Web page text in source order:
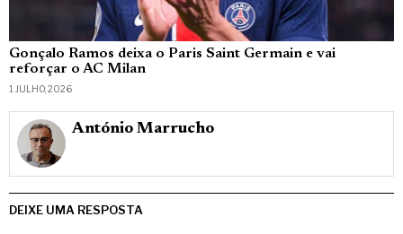
Gonçalo Ramos deixa o Paris Saint Germain e vai
reforçar o AC Milan
1 JULHO, 2026
António Marrucho
DEIXE UMA RESPOSTA